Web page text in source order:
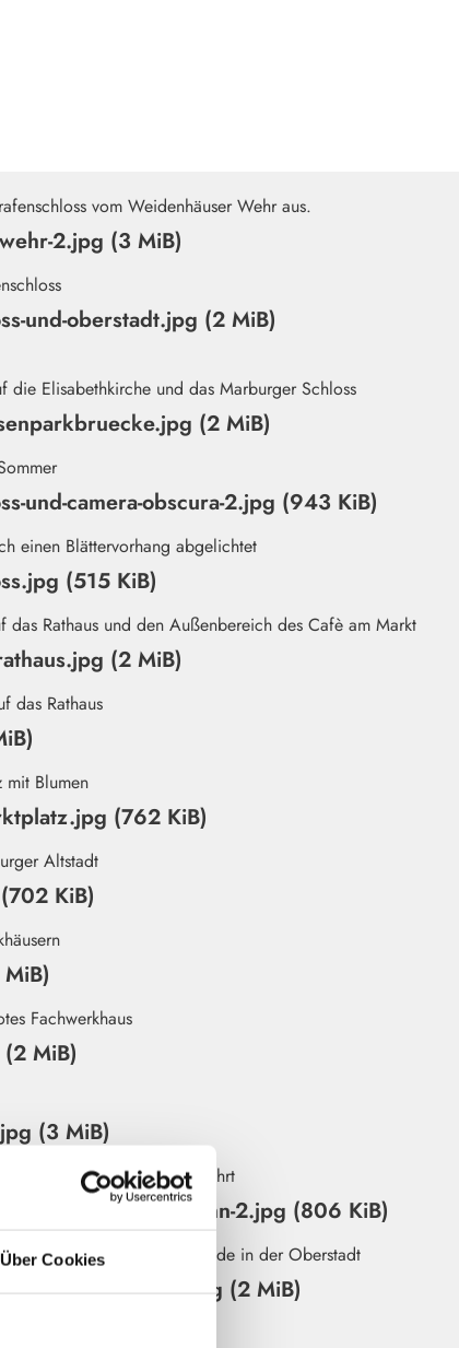
Über Cookies
2.jpg (3 MiB)
und-oberstadt.jpg (2 MiB)
(2 MiB)
und-camera-obscura-2.jpg (943 KiB)
(515 KiB)
(2 MiB)
(762 KiB)
KiB)
MiB)
(3 MiB)
und-schlossbahn-2.jpg (806 KiB)
wasserscheide.jpg (2 MiB)